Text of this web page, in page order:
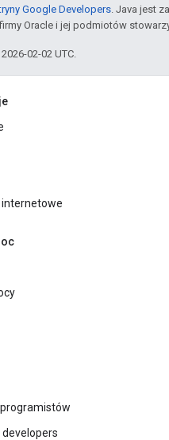
Google Developers. Java jest
Oracle i jej podmiotów
02-02 UTC.
internetowe